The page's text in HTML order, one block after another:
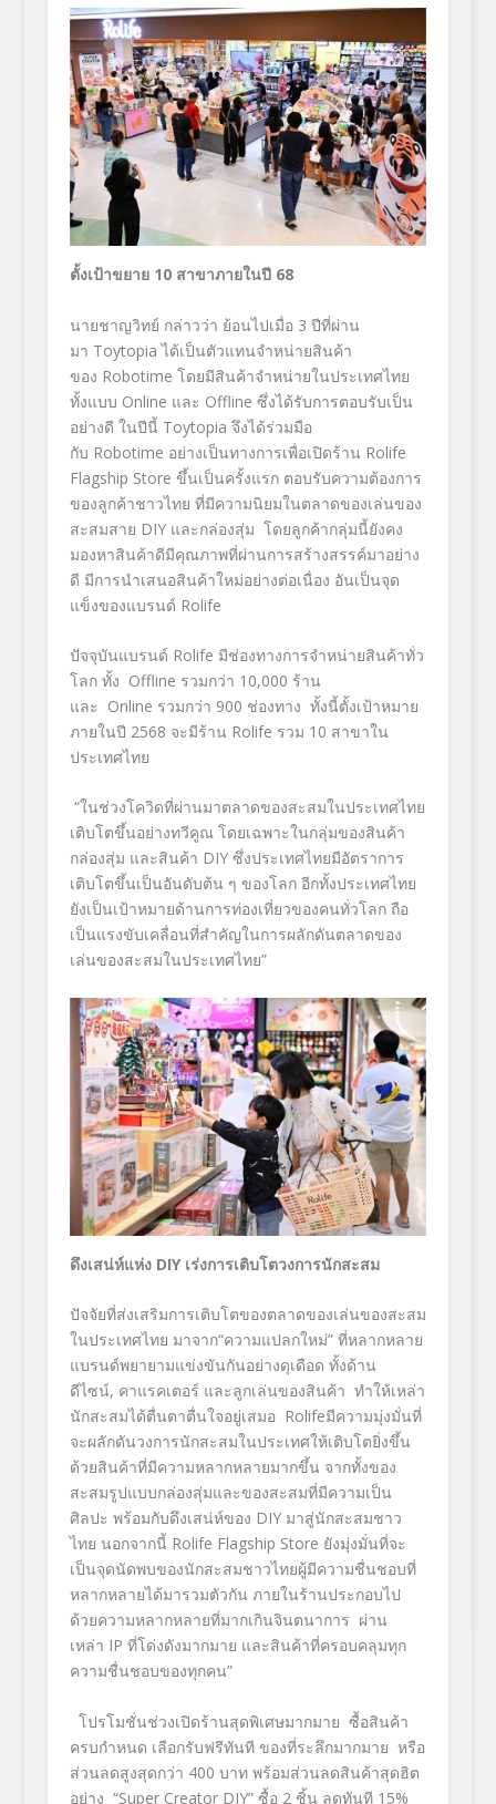
ตั้งเป้าขยาย 10 สาขาภายในปี 68
นายชาญวิทย์ กล่าวว่า ย้อนไปเมื่อ 3 ปีที่ผ่าน
มา Toytopia ได้เป็นตัวแทนจำหน่ายสินค้า
ของ Robotime โดยมีสินค้าจำหน่ายในประเทศไทย
ทั้งแบบ Online และ Offline ซึ่งได้รับการตอบรับเป็น
อย่างดี ในปีนี้ Toytopia จึงได้ร่วมมือ
กับ Robotime อย่างเป็นทางการเพื่อเปิดร้าน Rolife
Flagship Store ขึ้นเป็นครั้งแรก ตอบรับความต้องการ
ของลูกค้าชาวไทย ที่มีความนิยมในตลาดของเล่นของ
สะสมสาย DIY และกล่องสุ่ม โดยลูกค้ากลุ่มนี้ยังคง
มองหาสินค้าดีมีคุณภาพที่ผ่านการสร้างสรรค์มาอย่าง
ดี มีการนำเสนอสินค้าใหม่อย่างต่อเนื่อง อันเป็นจุด
แข็งของแบรนด์ Rolife
ปัจจุบันแบรนด์ Rolife มีช่องทางการจำหน่ายสินค้าทั่ว
โลก ทั้ง Offline รวมกว่า 10,000 ร้าน
และ Online รวมกว่า 900 ช่องทาง ทั้งนี้ตั้งเป้าหมาย
ภายในปี 2568 จะมีร้าน Rolife รวม 10 สาขาใน
ประเทศไทย
“ในช่วงโควิดที่ผ่านมาตลาดของสะสมในประเทศไทย
เติบโตขึ้นอย่างทวีคูณ โดยเฉพาะในกลุ่มของสินค้า
กล่องสุ่ม และสินค้า DIY ซึ่งประเทศไทยมีอัตราการ
เติบโตขึ้นเป็นอันดับต้น ๆ ของโลก อีกทั้งประเทศไทย
ยังเป็นเป้าหมายด้านการท่องเที่ยวของคนทั่วโลก ถือ
เป็นแรงขับเคลื่อนที่สำคัญในการผลักดันตลาดของ
เล่นของสะสมในประเทศไทย”
ดึงเสน่ห์แห่ง DIY เร่งการเติบโตวงการนักสะสม
ปัจจัยที่ส่งเสริมการเติบโตของตลาดของเล่นของสะสม
ในประเทศไทย มาจาก“ความแปลกใหม่” ที่หลากหลาย
แบรนด์พยายามแข่งขันกันอย่างดุเดือด ทั้งด้าน
ดีไซน์, คาแรคเตอร์ และลูกเล่นของสินค้า ทำให้เหล่า
นักสะสมได้ตื่นตาตื่นใจอยู่เสมอ Rolifeมีความมุ่งมั่นที่
จะผลักดันวงการนักสะสมในประเทศให้เติบโตยิ่งขึ้น
ด้วยสินค้าที่มีความหลากหลายมากขึ้น จากทั้งของ
สะสมรูปแบบกล่องสุ่มและของสะสมที่มีความเป็น
ศิลปะ พร้อมกับดึงเสน่ห์ของ DIY มาสู่นักสะสมชาว
ไทย นอกจากนี้ Rolife Flagship Store ยังมุ่งมั่นที่จะ
เป็นจุดนัดพบของนักสะสมชาวไทยผู้มีความชื่นชอบที่
หลากหลายได้มารวมตัวกัน ภายในร้านประกอบไป
ด้วยความหลากหลายที่มากเกินจินตนาการ ผ่าน
เหล่า IP ที่โด่งดังมากมาย และสินค้าที่ครอบคลุมทุก
ความชื่นชอบของทุกคน”
โปรโมชั่นช่วงเปิดร้านสุดพิเศษมากมาย ซื้อสินค้า
ครบกำหนด เลือกรับฟรีทันที ของที่ระลึกมากมาย หรือ
ส่วนลดสูงสุดกว่า 400 บาท พร้อมส่วนลดสินค้าสุดฮิต
อย่าง “Super Creator DIY” ซื้อ 2 ชิ้น ลดทันที 15%